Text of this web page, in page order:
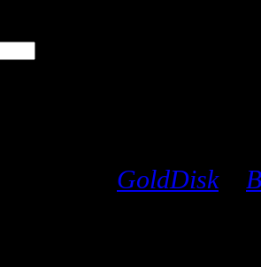
GoldDiskи